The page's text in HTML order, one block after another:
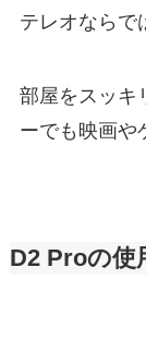
テレオならで
部屋をスッキ
ーでも映画や
D2 Proの使